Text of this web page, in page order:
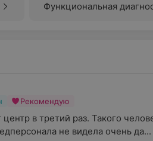
Функциональная
Рекомендую
центр в третий раз. Такого
не видела очень да...